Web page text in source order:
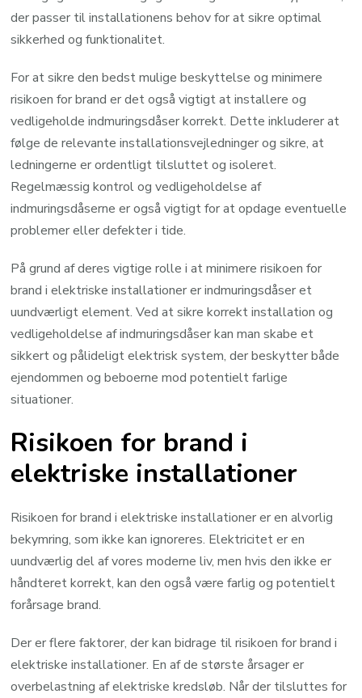
der passer til installationens behov for at sikre optimal
sikkerhed og funktionalitet.
For at sikre den bedst mulige beskyttelse og minimere
risikoen for brand er det også vigtigt at installere og
vedligeholde indmuringsdåser korrekt. Dette inkluderer at
følge de relevante installationsvejledninger og sikre, at
ledningerne er ordentligt tilsluttet og isoleret.
Regelmæssig kontrol og vedligeholdelse af
indmuringsdåserne er også vigtigt for at opdage eventuelle
problemer eller defekter i tide.
På grund af deres vigtige rolle i at minimere risikoen for
brand i elektriske installationer er indmuringsdåser et
uundværligt element. Ved at sikre korrekt installation og
vedligeholdelse af indmuringsdåser kan man skabe et
sikkert og pålideligt elektrisk system, der beskytter både
ejendommen og beboerne mod potentielt farlige
situationer.
Risikoen for brand i
elektriske installationer
Risikoen for brand i elektriske installationer er en alvorlig
bekymring, som ikke kan ignoreres. Elektricitet er en
uundværlig del af vores moderne liv, men hvis den ikke er
håndteret korrekt, kan den også være farlig og potentielt
forårsage brand.
Der er flere faktorer, der kan bidrage til risikoen for brand i
elektriske installationer. En af de største årsager er
overbelastning af elektriske kredsløb. Når der tilsluttes for